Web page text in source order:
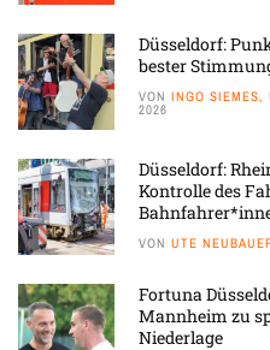
Düsseldorf:
bester
VON INGO SIEMES,
2026
Düsseldorf:
Kontrolle des
VON UTE
Fortuna
Mannheim zu
Niederlage